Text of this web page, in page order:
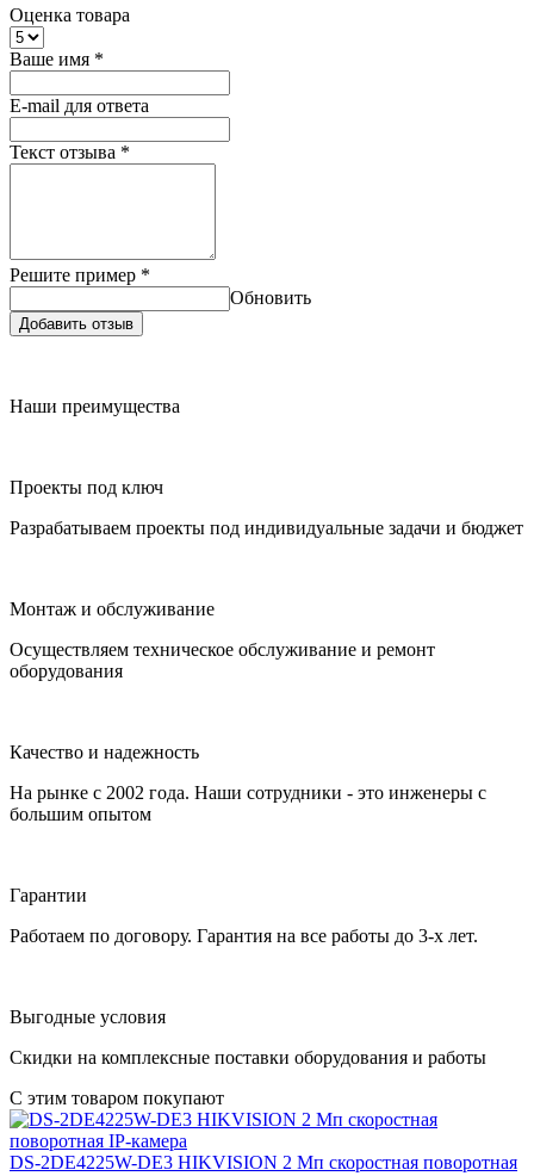
Оценка товара
Ваше имя *
E-mail для ответа
Текст отзыва *
Решите пример *
Обновить
Добавить отзыв
Наши преимущества
Проекты под ключ
Разрабатываем проекты под индивидуальные задачи и бюджет
Монтаж и обслуживание
Осуществляем техническое обслуживание и ремонт
оборудования
Качество и надежность
На рынке с 2002 года. Наши сотрудники - это инженеры с
большим опытом
Гарантии
Работаем по договору. Гарантия на все работы до 3-х лет.
Выгодные условия
Скидки на комплексные поставки оборудования и работы
С этим товаром покупают
DS-2DE4225W-DE3 HIKVISION 2 Мп скоростная поворотная